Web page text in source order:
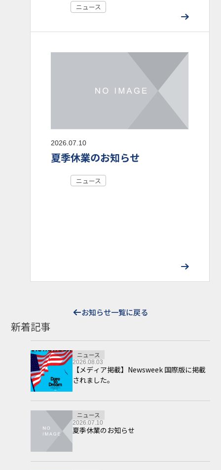
ニュース
2026.07.10
夏季休業のお知らせ
ニュース
お知らせ一覧に戻る
新着記事
ニュース
2026.08.03
【メディア掲載】Newsweek 国際版に掲載
されました。
ニュース
2026.07.10
夏季休業のお知らせ